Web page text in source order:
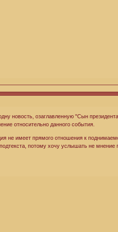
новость, озаглавленную "Сын
относительно данного события.
не имеет прямого отношения к
потому хочу услышать не мнение